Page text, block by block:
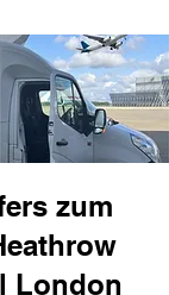
zum
London